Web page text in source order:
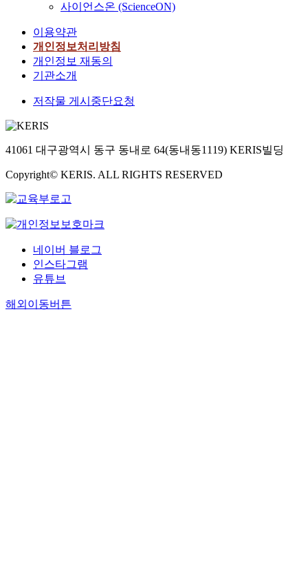
사이언스온 (ScienceON)
이용약관
개인정보처리방침
개인정보 재동의
기관소개
저작물 게시중단요청
41061 대구광역시 동구 동내로 64(동내동1119) KERIS빌딩
Copyright© KERIS. ALL RIGHTS RESERVED
네이버 블로그
인스타그램
유튜브
해외이동버튼